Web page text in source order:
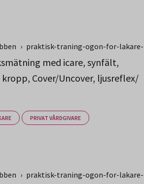
› praktisk-traning-ogon-for-
med icare, synfält,
Cover/Uncover, ljusreflex/
PRIVAT VÅRDGIVARE
› praktisk-traning-ogon-for-